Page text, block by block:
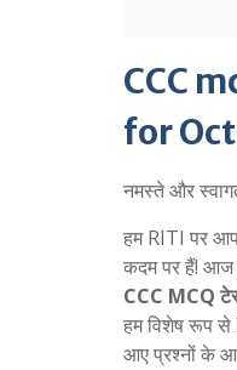
CCC
for
नमस्ते और
हम RITI पर
कदम पर हैं!
CCC MCQ
हम विशेष रूप से
आए प्रश्नों के